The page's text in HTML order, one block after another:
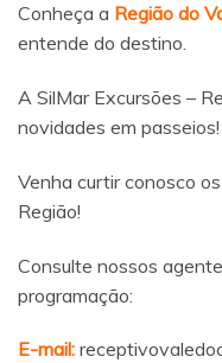
Conheça a Região do
entende do destino.
A SilMar Excursões –
novidades em passeios!
Venha curtir conosco
Região!
Consulte nossos
programação:
E-mail: